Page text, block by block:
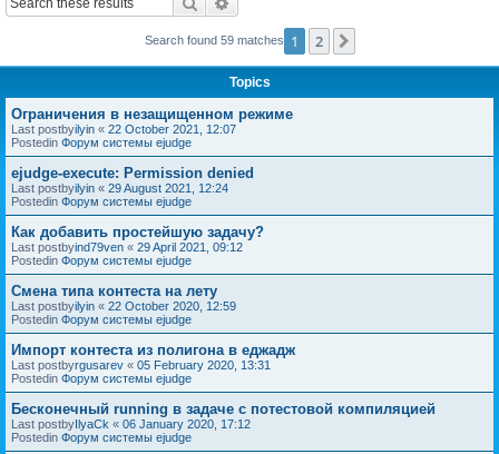
Search found 59 matches 1 2
Topics
Ограничения в незащищенном режиме
Last postbyilyin « 22 October 2021, 12:07
Postedin Форум системы ejudge
ejudge-execute: Permission denied
Last postbyilyin « 29 August 2021, 12:24
Postedin Форум системы ejudge
Как добавить простейшую задачу?
Last postbyind79ven « 29 April 2021, 09:12
Postedin Форум системы ejudge
Смена типа контеста на лету
Last postbyilyin « 22 October 2020, 12:59
Postedin Форум системы ejudge
Импорт контеста из полигона в еджадж
Last postbyrgusarev « 05 February 2020, 13:31
Postedin Форум системы ejudge
Бесконечный running в задаче с потестовой компиляцией
Last postbyIlyaCk « 06 January 2020, 17:12
Postedin Форум системы ejudge